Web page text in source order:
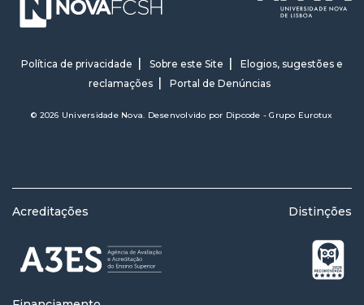
Política de privacidade Sobre este Site
Elogios, sugestões e
reclamações
Portal de Denúncias
© 2026 Universidade Nova. Desenvolvido por Dipcode - Grupo Eurotux
Acreditações Distinções